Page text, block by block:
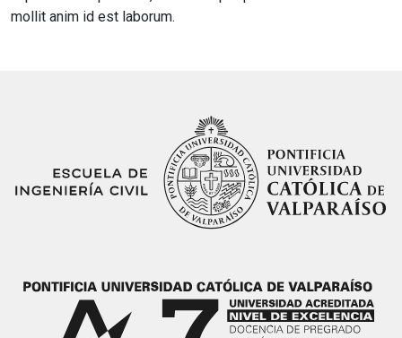
mollit anim id est laborum.